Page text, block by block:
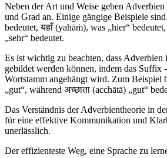
Neben der Art und Weise geben
und Grad an. Einige gängige Beispiele
bedeutet, यहाँ (yahāṁ), was „hier“
„sehr“ bedeutet.
Es ist wichtig zu beachten, dass
gebildet werden können, indem das Suffix
Wortstamm angehängt wird. Zum Beispiel
„gut“, während अच्छाता (acchātā) „gut“
Das Verständnis der Adverbientheorie in
für eine effektive Kommunikation und
unerlässlich.
Der effizienteste Weg, eine Sprache zu